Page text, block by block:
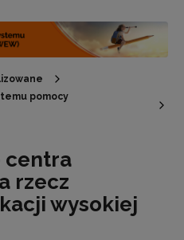
pomocy
centra
rzecz
wysokiej